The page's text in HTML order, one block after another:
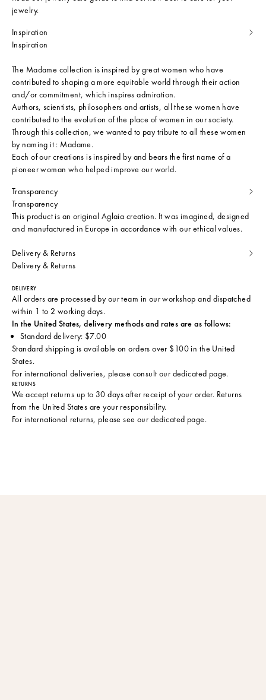
jewelry.
Inspiration
Inspiration
The Madame collection is inspired by great women who have
contributed to shaping a more equitable world through their action
and/or commitment, which inspires admiration.
Authors, scientists, philosophers and artists, all these women have
contributed to the evolution of the place of women in our society.
Through this collection, we wanted to pay tribute to all these women
by naming it : Madame.
Each of our creations is inspired by and bears the first name of a
pioneer woman who helped improve our world.
Transparency
Transparency
This product is an original Aglaia creation. It was imagined, designed
and manufactured in Europe in accordance with our ethical values.
Delivery & Returns
Delivery & Returns
DELIVERY
All orders are processed by our team in our workshop and dispatched
within 1 to 2 working days.
In the United States, delivery methods and rates are as follows:
Standard delivery: $7.00
Standard shipping is available on orders over $100 in the United
States.
For international deliveries, please consult our dedicated page.
RETURNS
We accept returns up to 30 days after receipt of your order. Returns
from the United States are your responsibility.
For international returns, please see our dedicated page.